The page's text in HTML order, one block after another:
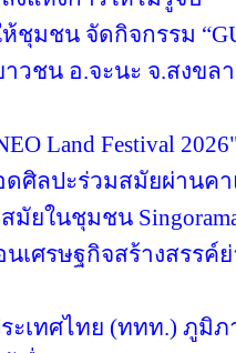
ห้ชุมชน จัดกิจกรรม
าวชน อ.จะนะ จ.สงข
Land Festival
ศิลปะร่วมสมัยผ่านคา
ยในชุมชน
นเศรษฐกิจสร้างสรรค์
ะเทศไทย (ททท.) ภูมิ